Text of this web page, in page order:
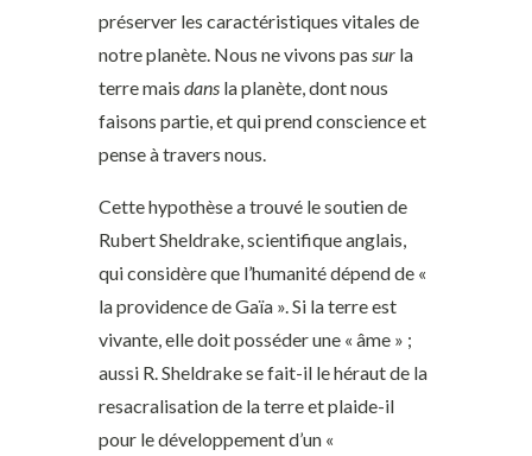
préserver les caractéristiques vitales de
notre planète. Nous ne vivons pas surla
terre mais dansla planète, dont nous
faisons partie, et qui prend conscience et
pense à travers nous.
Cette hypothèse a trouvé le soutien de
Rubert Sheldrake, scientifique anglais,
qui considère que l’humanité dépend de «
la providence de Gaïa ». Si la terre est
vivante, elle doit posséder une « âme » ;
aussi R. Sheldrake se fait-il le héraut de la
resacralisation de la terre et plaide-il
pour le développement d’un «